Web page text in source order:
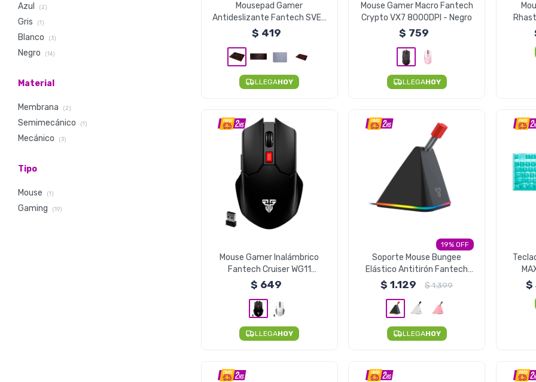
Mousepad Gamer
Antideslizante Fantech SVEN
- MP44 44x35cm
$ 419
LLEGAHOY
Mouse Gamer Macro Fantech
Crypto VX7 8000DPI - Negro
$ 759
LLEGAHOY
Mouse Gamer Inalámbrico
Fantech Cruiser WG11
2400DPI - Negro
$ 649
LLEGAHOY
19
Soporte Mouse Bungee
Elástico Antitirón Fantech
Luz RGB MBR01 - Negro
$ 1.129 $1.399
LLEGAHOY
$
Azul (2)
Gris (1)
Blanco (3)
Negro (14)
Material
Membrana (2)
Semimecánico (1)
Mecánico (3)
Tipo
Mouse (1)
Gaming (19)